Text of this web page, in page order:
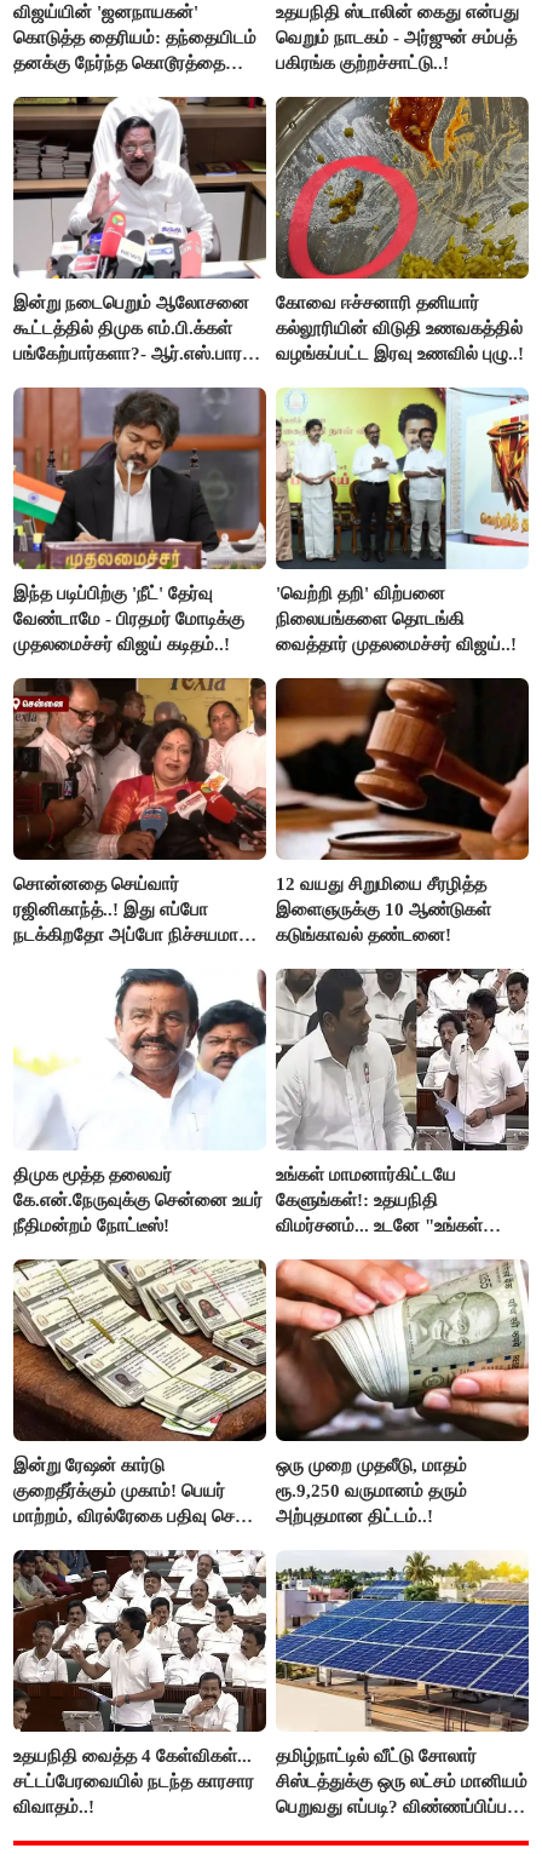
விஜய்யின் 'ஜனநாயகன்'
கொடுத்த தைரியம்: தந்தையிடம்
தனக்கு நேர்ந்த கொடூரத்தை
உதயநிதி ஸ்டாலின் கைது என்பது
வெறும் நாடகம் - அர்ஜுன் சம்பத்
பகிரங்க குற்றச்சாட்டு..!
இன்று நடைபெறும் ஆலோசனை
கூட்டத்தில் திமுக எம்.பி.க்கள்
பங்கேற்பார்களா?- ஆர்.எஸ்.பாரதி
கோவை ஈச்சனாரி தனியார்
கல்லூரியின் விடுதி உணவகத்தில்
வழங்கப்பட்ட இரவு உணவில் புழு..!
இந்த படிப்பிற்கு 'நீட்' தேர்வு
வேண்டாமே - பிரதமர் மோடிக்கு
முதலமைச்சர் விஜய் கடிதம்..!
'வெற்றி தறி' விற்பனை
நிலையங்களை தொடங்கி
வைத்தார் முதலமைச்சர் விஜய்..!
சொன்னதை செய்வார்
ரஜினிகாந்த்..! இது எப்போ
நடக்கிறதோ அப்போ நிச்சயமாக
ரஜினிகாந்த்..!
12 வயது சிறுமியை சீரழித்த
இளைஞருக்கு 10 ஆண்டுகள்
கடுங்காவல் தண்டனை!
திமுக மூத்த தலைவர்
கே.என்.நேருவுக்கு சென்னை உயர்
நீதிமன்றம் நோட்டீஸ்!
உங்கள் மாமனார்கிட்டயே
கேளுங்கள்!: உதயநிதி
விமர்சனம்... உடனே "உங்கள்
ஆதவ் அர்ஜுனா பதிலடி!
இன்று ரேஷன் கார்டு
குறைதீர்க்கும் முகாம்! பெயர்
மாற்றம், விரல்ரேகை பதிவு செய்ய
ஒரு முறை முதலீடு, மாதம்
ரூ.9,250 வருமானம் தரும்
அற்புதமான திட்டம்..!
உதயநிதி வைத்த 4 கேள்விகள்...
சட்டப்பேரவையில் நடந்த காரசார
விவாதம்..!
தமிழ்நாட்டில் வீட்டு சோலார்
சிஸ்டத்துக்கு ஒரு லட்சம் மானியம்
பெறுவது எப்படி? விண்ணப்பிப்பது